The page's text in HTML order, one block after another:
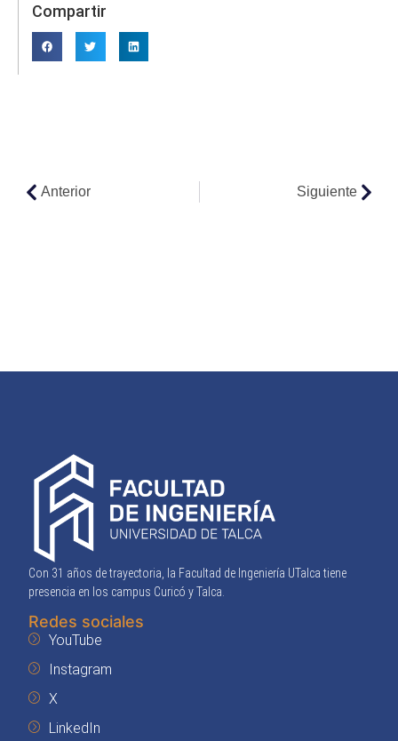
Compartir
Anterior Siguiente
Con 31 años de trayectoria, la Facultad de Ingeniería UTalca tiene
presencia en los campus Curicó y Talca.
Redes sociales
YouTube
Instagram
X
LinkedIn